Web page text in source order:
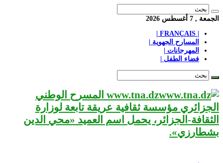
الجمعة , 7 أغسطس 2026
المسارح الجهوية |
المهرجانات |
فضاء الطفل |
www.tna.dz المسرح الوطني
الجزائري مؤسسة ثقافية عريقة تابعة لوزارة
الثقافة-الجزائر، يحمل اسم العميد «محي الدين
بشطارزي».